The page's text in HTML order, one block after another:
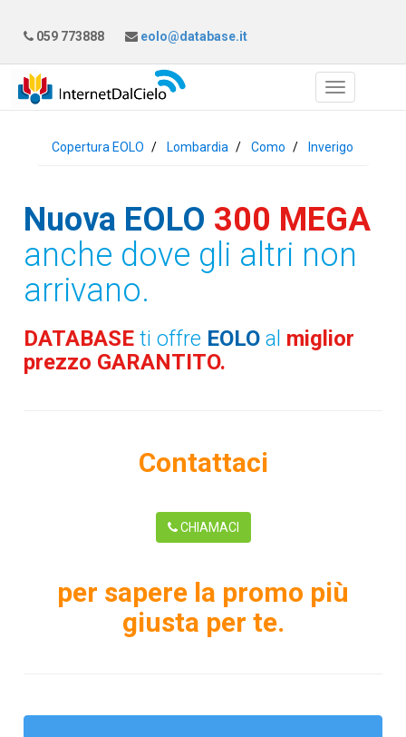
059 773888 eolo@database.it
Copertura EOLO Lombardia Como Inverigo
Nuova EOLO 300 MEGA
anche dove gli altri non
arrivano.
DATABASEti offre EOLO al miglior
prezzo GARANTITO.
Contattaci
CHIAMACI
per sapere la promo più
giusta per te.